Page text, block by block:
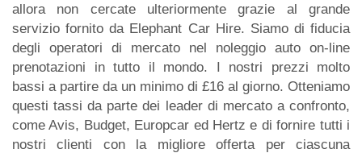
allora non cercate ulteriormente grazie al grande
servizio fornito da Elephant Car Hire. Siamo di fiducia
degli operatori di mercato nel noleggio auto on-line
prenotazioni in tutto il mondo. I nostri prezzi molto
bassi a partire da un minimo di £16 al giorno. Otteniamo
questi tassi da parte dei leader di mercato a confronto,
come Avis, Budget, Europcar ed Hertz e di fornire tutti i
nostri clienti con la migliore offerta per ciascuna